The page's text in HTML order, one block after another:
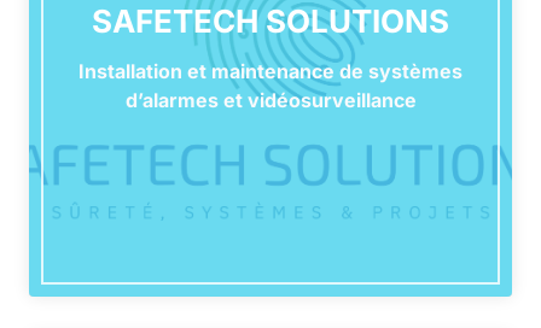
SAFETECH SOLUTIONS
Installation et maintenance de systèmes
d’alarmes et vidéosurveillance